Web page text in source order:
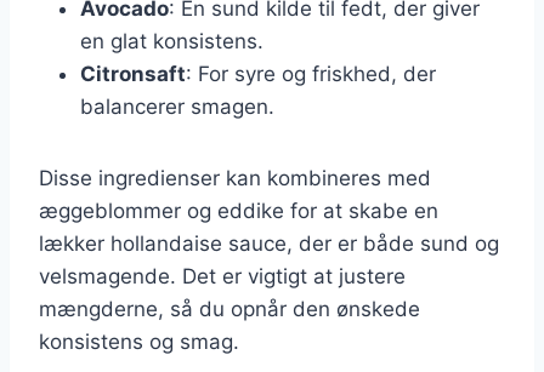
Avocado: En sund kilde til fedt, der giver
en glat konsistens.
Citronsaft: For syre og friskhed, der
balancerer smagen.
Disse ingredienser kan kombineres med
æggeblommer og eddike for at skabe en
lækker hollandaise sauce, der er både sund og
velsmagende. Det er vigtigt at justere
mængderne, så du opnår den ønskede
konsistens og smag.